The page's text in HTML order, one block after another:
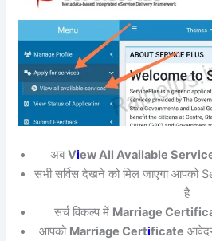
अबView All Available
सभी सर्विस देखने को मिल जाएगा आपको
है
सर्च विकल्प में Marriage
आपको Marriage Certificate